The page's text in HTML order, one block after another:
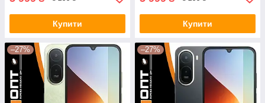
Купити Купити
–27% –27%